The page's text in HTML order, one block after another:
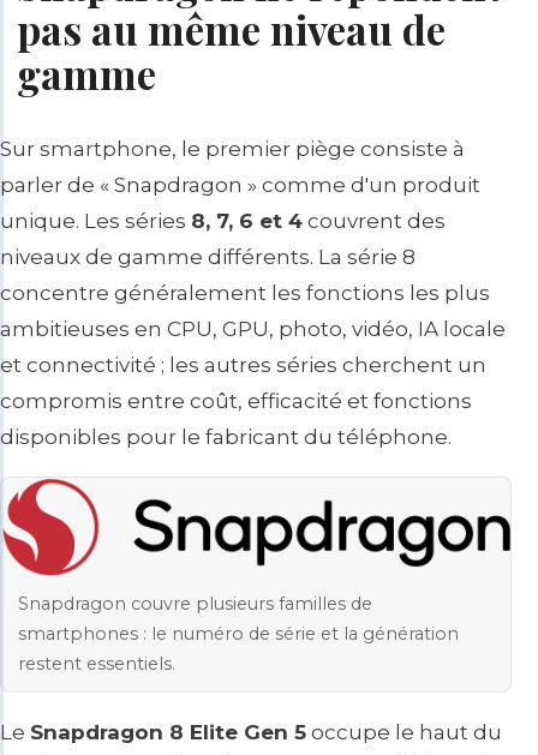
pas au même niveau de
gamme
Sur smartphone, le premier piège consiste à
parler de « Snapdragon » comme d'un produit
unique. Les séries 8, 7, 6 et 4 couvrent des
niveaux de gamme différents. La série 8
concentre généralement les fonctions les plus
ambitieuses en CPU, GPU, photo, vidéo, IA locale
et connectivité ; les autres séries cherchent un
compromis entre coût, efficacité et fonctions
disponibles pour le fabricant du téléphone.
Snapdragon couvre plusieurs familles de
smartphones : le numéro de série et la génération
restent essentiels.
Le Snapdragon 8 Elite Gen 5 occupe le haut du